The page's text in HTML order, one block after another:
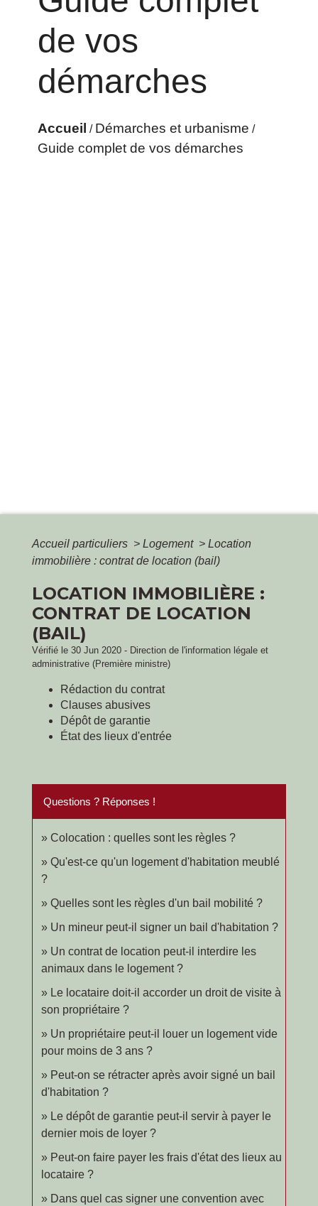
de vos
démarches
Accueil / Démarches et urbanisme /
Guide complet de vos démarches
Accueil particuliers > Logement > Location
immobilière : contrat de location (bail)
LOCATION IMMOBILIÈRE :
CONTRAT DE LOCATION
(BAIL)
Vérifié le 30 Jun 2020 - Direction de l'information légale et
administrative (Première ministre)
Rédaction du contrat
Clauses abusives
Dépôt de garantie
État des lieux d'entrée
Questions ? Réponses !
Colocation : quelles sont les règles ?
Qu'est-ce qu'un logement d'habitation meublé
?
Quelles sont les règles d'un bail mobilité ?
Un mineur peut-il signer un bail d'habitation ?
Un contrat de location peut-il interdire les
animaux dans le logement ?
Le locataire doit-il accorder un droit de visite à
son propriétaire ?
Un propriétaire peut-il louer un logement vide
pour moins de 3 ans ?
Peut-on se rétracter après avoir signé un bail
d'habitation ?
Le dépôt de garantie peut-il servir à payer le
dernier mois de loyer ?
Peut-on faire payer les frais d'état des lieux au
locataire ?
Dans quel cas signer une convention avec